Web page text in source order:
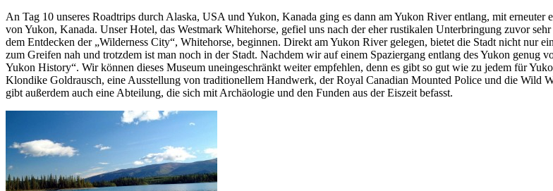
An Tag 10 unseres Roadtrips durch Alaska, USA und Yukon, Kanada ging es dann am Yukon River entlang, mit
von Yukon, Kanada. Unser Hotel, das Westmark Whitehorse, gefiel uns nach der eher rustikalen Unterbringung zuvor
dem Entdecken der „Wilderness City“, Whitehorse, beginnen. Direkt am Yukon River gelegen, bietet die Stadt nicht nur
zum Greifen nah und trotzdem ist man noch in der Stadt. Nachdem wir auf einem Spaziergang entlang des Yukon
Yukon History“. Wir können dieses Museum uneingeschränkt weiter empfehlen, denn es gibt so gut wie zu jedem für
Klondike Goldrausch, eine Ausstellung von traditionellem Handwerk, der Royal Canadian Mounted Police und die Wild
gibt außerdem auch eine Abteilung, die sich mit Archäologie und den Funden aus der Eiszeit befasst.